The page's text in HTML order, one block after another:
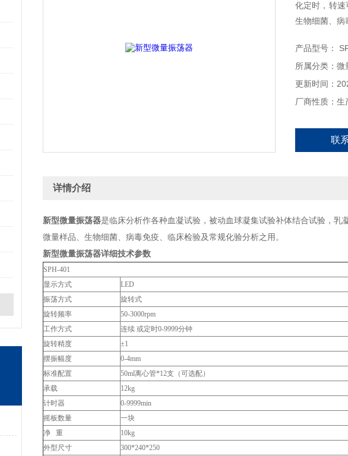
化定时，转速
生物细菌、病
产品型号：
所属分类：微
更新时间：
厂商性质：生
联
详情介绍
新型微量振荡器是临床分析作各种血凝试验，被动血球凝集试验补体结合试验，
微量样品、生物细菌、病毒免疫、临床检验及常规化验分析之用。
新型微量振荡器详细技术参数
SPH-401
显示方式
LED
振荡方式
旋转式
旋转频率
50-3000rpm
工作方式
连续 或定时0-9999分钟
旋转精度
±1
摆振幅度
0-4mm
标准配置
50ml离心管*12支（可选配）
承载
12kg
计时器
0-9999min
摇板数量
一块
净 重
10kg
外型尺寸
300*240*250